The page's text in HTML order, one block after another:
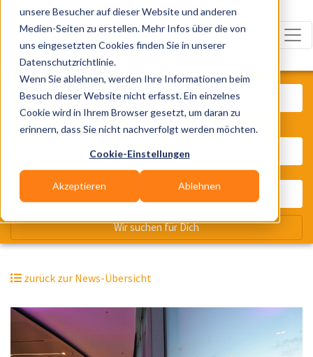
unsere Besucher auf dieser Website und anderen
Medien-Seiten zu erstellen. Mehr Infos über die von
uns eingesetzten Cookies finden Sie in unserer
Datenschutzrichtlinie.
Wenn Sie ablehnen, werden Ihre Informationen beim
Besuch dieser Website nicht erfasst. Ein einzelnes
Cookie wird in Ihrem Browser gesetzt, um daran zu
erinnern, dass Sie nicht nachverfolgt werden möchten.
Cookie-Einstellungen
Akzeptieren Ablehnen
zurück zur News-Übersicht
Was? Künstler, Zelte, Bands,
Wo? Stadt, PLZ, Ort
Wir suchen für Dich